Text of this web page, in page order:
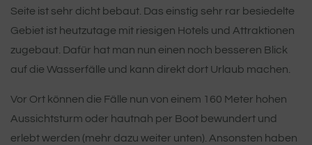
Seite ist sehr dicht bebaut. Das einstig sehr rar besiedelte
Gebiet ist heutzutage mit riesigen Hotels und Attraktionen
zugebaut. Dafür hat man nun einen noch besseren Blick
auf die Wasserfälle und kann direkt dort Urlaub machen.
Vor Ort können die Fälle nun von einem 160 Meter hohen
Aussichtsturm oder hautnah per Boot bewundert und
erlebt werden (mehr dazu weiter unten). Ansonsten haben